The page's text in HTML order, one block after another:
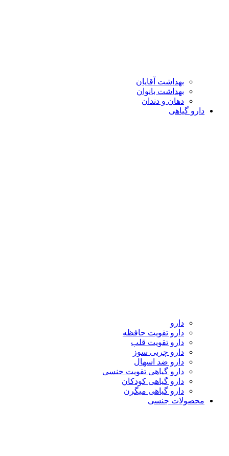
بهداشت آقایان
بهداشت بانوان
دهان و دندان
دارو گیاهی
دارو
دارو تقویت حافظه
دارو تقویت قلب
دارو چربی سوز
دارو ضد اسهال
دارو گیاهی تقویت جنسی
دارو گیاهی کودکان
دارو گیاهی میگرن
محصولات جنسی